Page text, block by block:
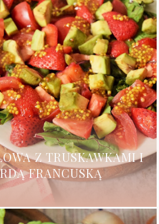
Z TRUSKAWKAMI I
FRANCUSKĄ